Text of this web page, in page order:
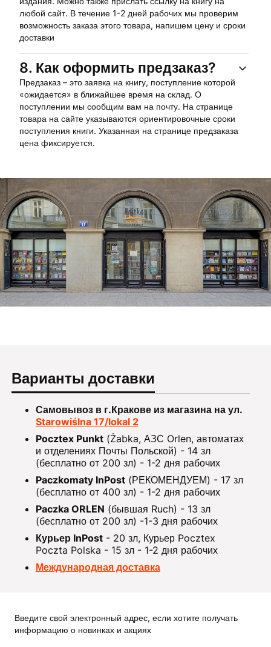
любой сайт. В течение 1-2 дней рабочих мы проверим
возможность заказа этого товара, напишем цену и сроки
доставки
8. Как оформить предзаказ?
Предзаказ – это заявка на книгу, поступление которой
«ожидается» в ближайшее время на склад. О
поступлении мы сообщим вам на почту. На странице
товара на сайте указываются ориентировочные сроки
поступления книги. Указанная на странице предзаказа
цена фиксируется.
Варианты доставки
Самовывоз в г.Кракове из магазина на ул.
Starowiślna 17/lokal 2
Pocztex Punkt(Żabka, АЗС Orlen, автоматах
и отделениях Почты Польской) - 14 зл
(бесплатно от 200 зл) - 1-2 дня рабочих
Paczkomaty InPost(РЕКОМЕНДУЕМ) - 17 зл
(бесплатно от 400 зл) - 1-2 дня рабочих
Paczka ORLEN (бывшая Ruch) - 13 зл
(бесплатно от 200 зл) -1-3 дня рабочих
Курьер InPost- 20 зл, Курьер Pocztex
Poczta Polska - 15 зл - 1-2 дня рабочих
Международная доставка
Введите свой электронный адрес, если хотите получать
информацию о новинках и акциях